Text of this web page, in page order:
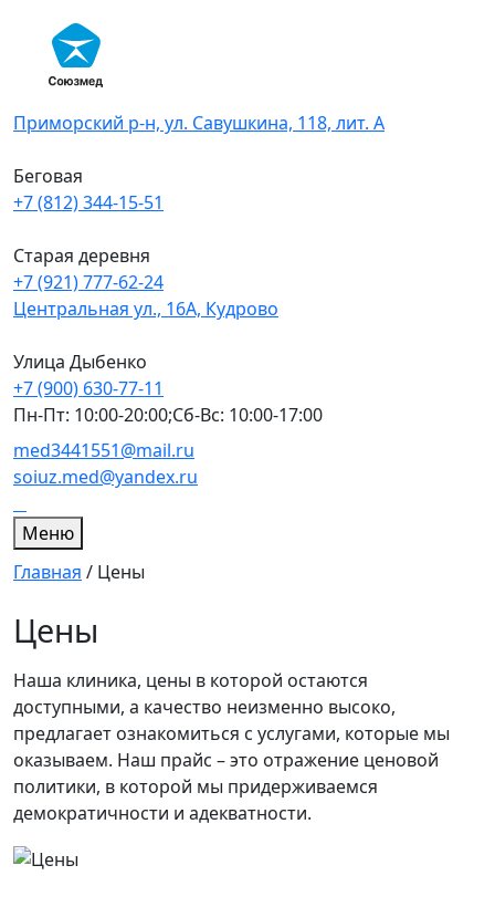
content
Приморский р-н, ул. Савушкина, 118, лит. А
Беговая
+7 (812) 344-15-51
Старая деревня
+7 (921) 777-62-24
Центральная ул., 16А, Кудрово
Улица Дыбенко
+7 (900) 630-77-11
Пн-Пт: 10:00-20:00;Сб-Вс: 10:00-17:00
med3441551@mail.ru
soiuz.med@yandex.ru
Меню
Главная / Цены
Цены
Наша клиника, цены в которой остаются
доступными, а качество неизменно высоко,
предлагает ознакомиться с услугами, которые мы
оказываем. Наш прайс – это отражение ценовой
политики, в которой мы придерживаемся
демократичности и адекватности.